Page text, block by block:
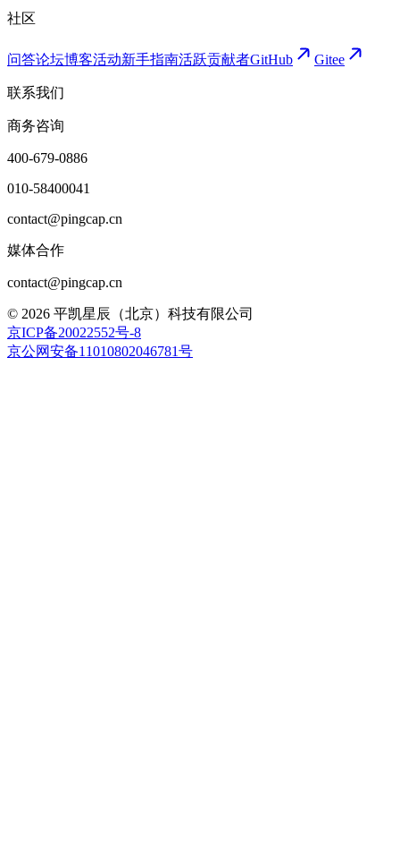
社区
问答论坛博客活动新手指南活跃贡献者GitHub Gitee
联系我们
商务咨询
400-679-0886
010-58400041
contact@pingcap.cn
媒体合作
contact@pingcap.cn
© 2026 平凯星辰（北京）科技有限公司
京ICP备20022552号-8
京公网安备11010802046781号